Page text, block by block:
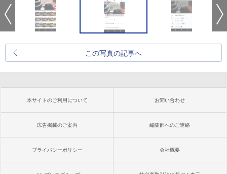
この写真の記事へ
本サイトのご利用について お問い合わせ
広告掲載のご案内 編集部へのご連絡
プライバシーポリシー 会社概要